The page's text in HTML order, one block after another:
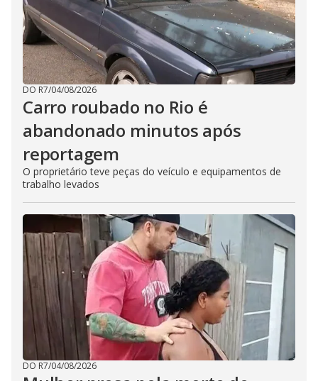
DO R7/04/08/2026
Carro roubado no Rio é
abandonado minutos após
reportagem
O proprietário teve peças do veículo e equipamentos de
trabalho levados
DO R7/04/08/2026